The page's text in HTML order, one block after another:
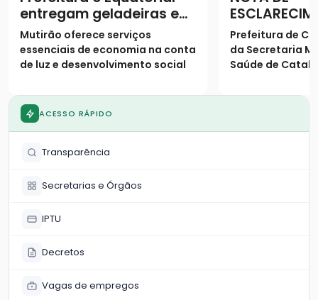
entregam geladeiras e
prestam serviços à
população
Mutirão oferece serviços
essenciais de economia na conta
de luz e desenvolvimento social
Prefeitura de
da Secretaria
Saúde de
população
ACESSO RÁPIDO
Transparência
Secretarias e Órgãos
IPTU
Decretos
Vagas de empregos